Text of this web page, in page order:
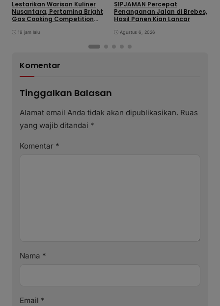
Lestarikan Warisan Kuliner
Nusantara, Pertamina Bright
Gas Cooking Competition
19 jam lalu
SIPJAMAN Percepat
Penanganan Jalan di Brebes,
Hasil Panen Kian Lancar
Agustus 6, 2026
Komentar
Tinggalkan Balasan
Alamat email Anda tidak akan dipublikasikan. Ruas
yang wajib ditandai *
Komentar *
Nama *
Email *